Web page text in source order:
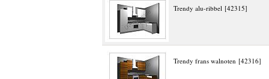
Trendy alu-ribbel [42315]
Trendy frans walnoten [42316]